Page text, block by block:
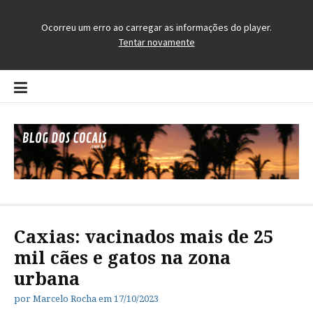
Pular
para
conteúdo
Caxias: vacinados mais de 25
mil cães e gatos na zona
urbana
por Marcelo Rocha em 17/10/2023